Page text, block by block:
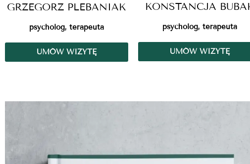
GRZEGORZ PLEBANIAK
psycholog, terapeuta
UMÓW WIZYTĘ
KONSTANCJA
psycholog, terapeuta
UMÓW WIZYTĘ